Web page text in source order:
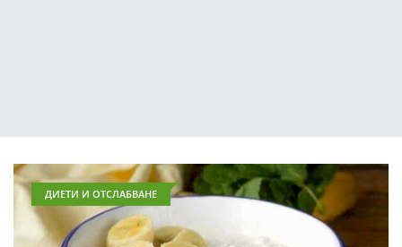
ДИЕТИ И ОТСЛАБВАНЕ